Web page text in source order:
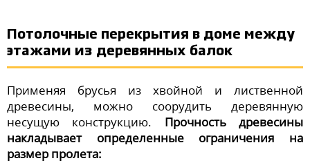
Потолочные перекрытия в доме между
этажами из деревянных балок
Применяя брусья из хвойной и лиственной
древесины, можно соорудить деревянную
несущую конструкцию. Прочность древесины
накладывает определенные ограничения на
размер пролета: